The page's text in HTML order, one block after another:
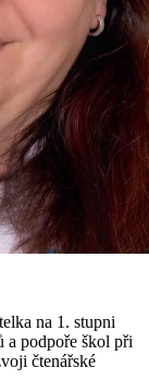
na 1. stupni
a podpoře škol při
čtenářské